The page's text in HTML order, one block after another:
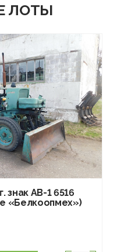
ЛОТЫ
знак АВ-1 6516
«Белкоопмех»)